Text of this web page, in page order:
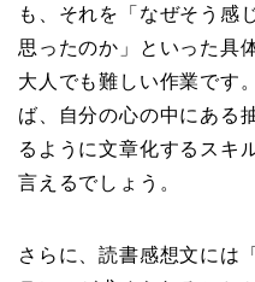
も、それを「なぜそう感
思ったのか」といった具
大人でも難しい作業です
ば、自分の心の中にある
るように文章化するスキ
言えるでしょう。
さらに、読書感想文には